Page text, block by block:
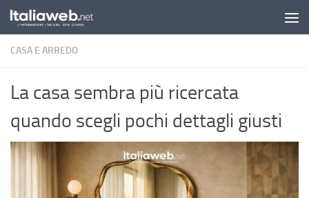
Sotto il contenuto
CASA E ARREDO
La casa sembra più ricercata
quando scegli pochi dettagli giusti